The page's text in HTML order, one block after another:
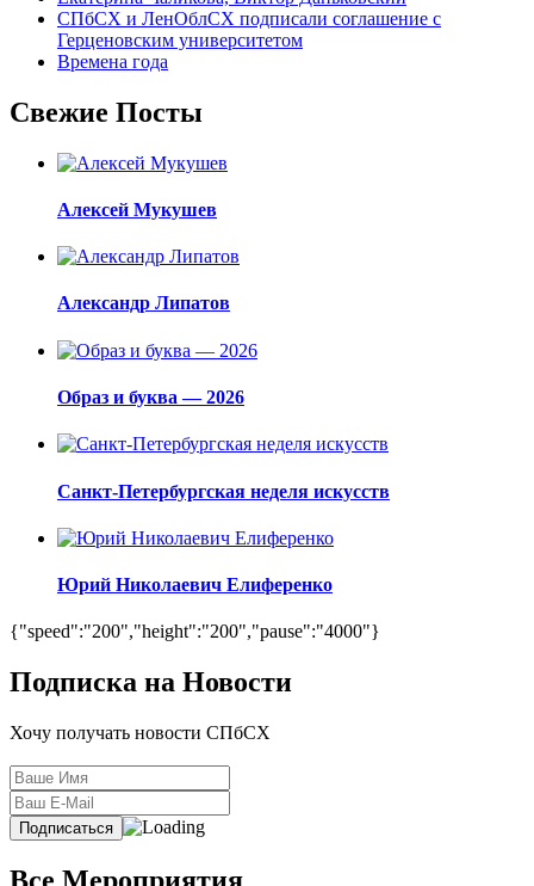
СПбСХ и ЛенОблСХ подписали соглашение с
Герценовским университетом
Времена года
Свежие Посты
Алексей Мукушев
Александр Липатов
Образ и буква — 2026
Санкт-Петербургская неделя искусств
Юрий Николаевич Елиференко
{"speed":"200","height":"200","pause":"4000"}
Подписка на Новости
Хочу получать новости СПбСХ